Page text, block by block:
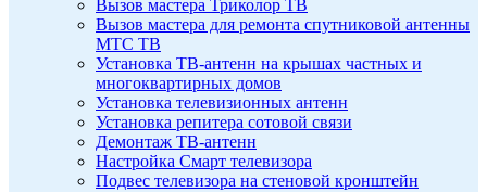
Вызов мастера Триколор ТВ
Вызов мастера для ремонта спутниковой антенны
МТС ТВ
Установка ТВ-антенн на крышах частных и
многоквартирных домов
Установка телевизионных антенн
Установка репитера сотовой связи
Демонтаж ТВ-антенн
Настройка Смарт телевизора
Подвес телевизора на стеновой кронштейн